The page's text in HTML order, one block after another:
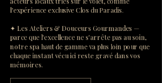
l'expérience exclusive Clos du Paradis.
✦ Les Ateliers & Douceurs Gourmandes —
parce que l'excellence ne s'arrête pas au soin,
notre spa haut de gamme va plus loin pour que
chaque instant vécu ici reste gravé dans vos
mémoires.